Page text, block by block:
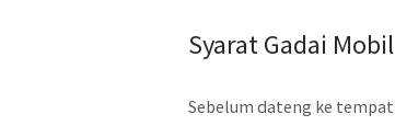
Syarat Gadai Mobil
Sebelum dateng ke